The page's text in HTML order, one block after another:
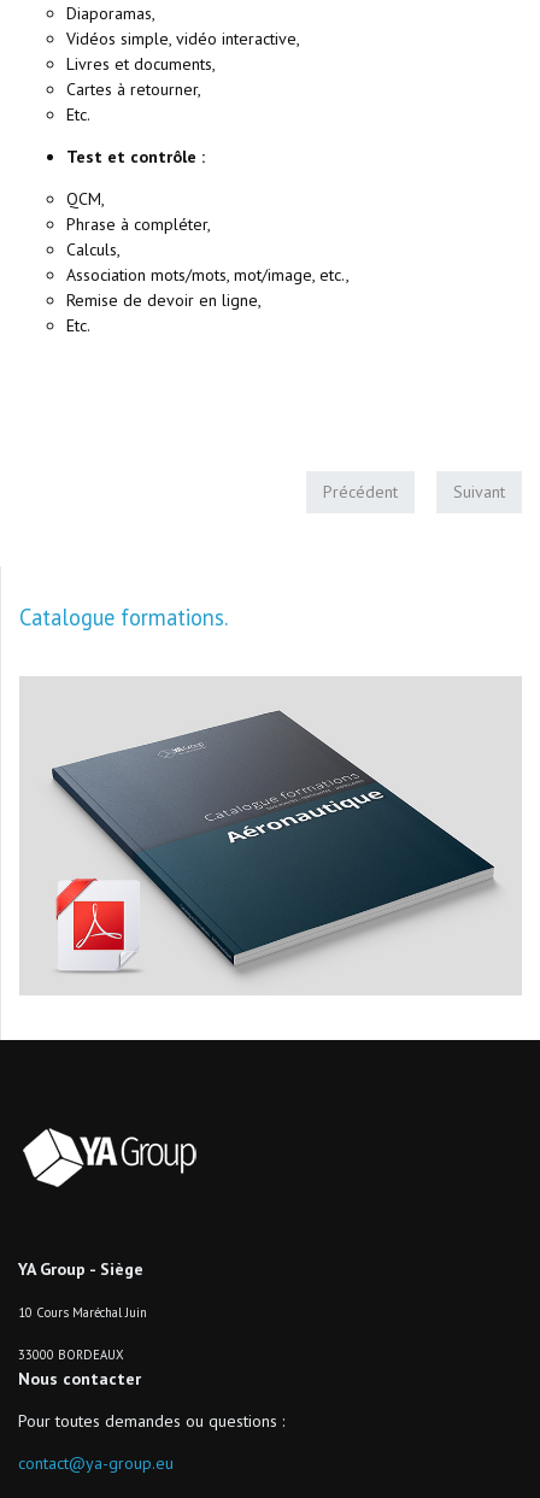
Diaporamas,
Vidéos simple, vidéo interactive,
Livres et documents,
Cartes à retourner,
Etc.
Test et contrôle :
QCM,
Phrase à compléter,
Calculs,
Association mots/mots, mot/image, etc.,
Remise de devoir en ligne,
Etc.
Précédent Suivant
Catalogue formations
YA Group - Siège
10 Cours Maréchal Juin
33000 BORDEAUX
Nous contacter
Pour toutes demandes ou questions :
contact@ya-group.eu